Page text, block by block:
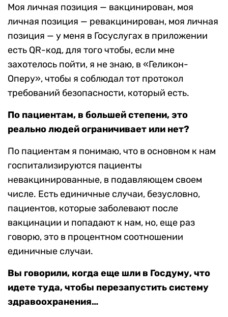
Моя личная позиция — вакцинирован, моя
личная позиция — ревакцинирован, моя личная
позиция — у меня в Госуслугах в приложении
есть QR-код, для того чтобы, если мне
захотелось пойти, я не знаю, в «Геликон-
Оперу», чтобы я соблюдал тот протокол
требований безопасности, который есть.
По пациентам, в большей степени, это
реально людей ограничивает или нет?
По пациентам я понимаю, что в основном к нам
госпитализируются пациенты
невакцинированные, в подавляющем своем
числе. Есть единичные случаи, безусловно,
пациентов, которые заболевают после
вакцинации и попадают к нам, но, еще раз
говорю, это в процентном соотношении
единичные случаи.
Вы говорили, когда еще шли в Госдуму, что
идете туда, чтобы перезапустить систему
здравоохранения…